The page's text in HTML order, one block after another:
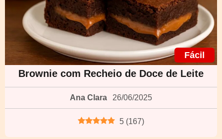
Fácil
Brownie com Recheio de Doce de Leite
Ana Clara 26/06/2025
5 (167)